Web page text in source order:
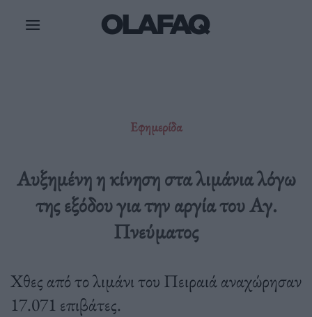
Εφημερίδα
Αυξημένη η κίνηση στα λιμάνια λόγω
της εξόδου για την αργία του Αγ.
Πνεύματος
Χθες από το λιμάνι του Πειραιά αναχώρησαν
17.071 επιβάτες.